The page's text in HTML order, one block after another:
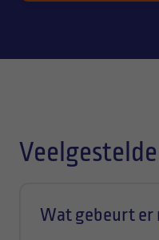
Bericht
Wat gebeurt er